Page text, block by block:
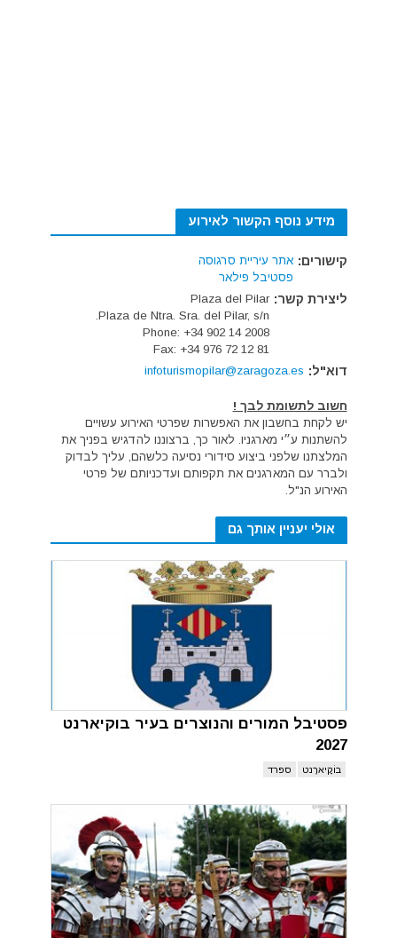
מידע נוסף הקשור לאירוע
קישורים: אתר עיריית סרגוסה
פסטיבל פילאר
ליצירת קשר: Plaza del Pilar
Plaza de Ntra. Sra. del Pilar, s/n.
Phone: +34 902 14 2008
Fax: +34 976 72 12 81
דוא"ל: infoturismopilar@zaragoza.es
חשוב לתשומת לבך !
יש לקחת בחשבון את האפשרות שפרטי האירוע עשויים
להשתנות ע״י מארגניו. לאור כך, ברצוננו להדגיש בפניך את
המלצתנו שלפני ביצוע סידורי נסיעה כלשהם, עליך לבדוק
ולברר עם המארגנים את תקפותם ועדכניותם של פרטי
האירוע הנ"ל.
אולי יעניין אותך גם
פסטיבל המורים והנוצרים בעיר בוקיארנט
2027
בוֹקָיארֶנט ספרד